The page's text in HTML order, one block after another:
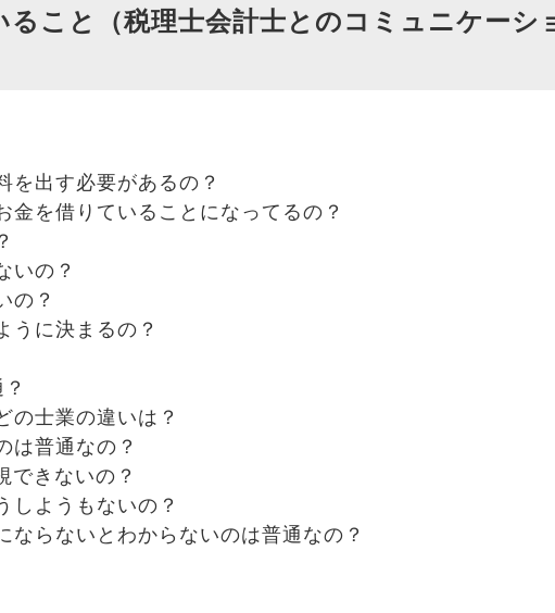
ること（税理士会計士とのコミュニケーシ
を出す必要があるの？
金を借りていることになってるの？
いの？
の？
うに決まるの？
の士業の違いは？
は普通なの？
できないの？
しようもないの？
ならないとわからないのは普通なの？